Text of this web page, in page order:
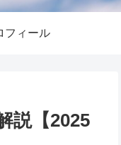
フィール
説【2025